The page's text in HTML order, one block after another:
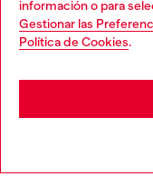
información o para
Gestionar las
Política de Cookies.
You are currently
may be based in United